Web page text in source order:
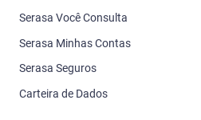
Serasa Você Consulta
Serasa Minhas Contas
Serasa Seguros
Carteira de Dados